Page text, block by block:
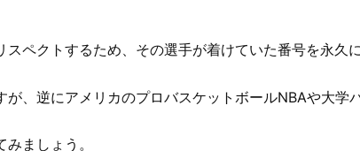
ペクトするため、その選手が着けていた番号を永久
、逆にアメリカのプロバスケットボールNBAや大学
ましょう。